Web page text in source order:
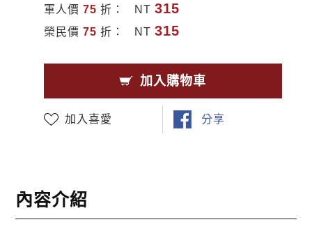
軍人價 75 折： NT 315
榮民價 75 折： NT 315
加入購物車
加入喜愛 分享
內容介紹